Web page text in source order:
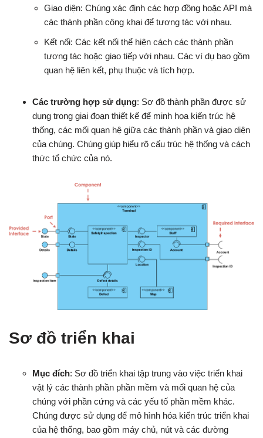
Giao diện: Chúng xác định các hợp đồng hoặc API mà
các thành phần công khai để tương tác với nhau.
Kết nối: Các kết nối thể hiện cách các thành phần
tương tác hoặc giao tiếp với nhau. Các ví dụ bao gồm
quan hệ liên kết, phụ thuộc và tích hợp.
Các trường hợp sử dụng: Sơ đồ thành phần được sử
dụng trong giai đoạn thiết kế để minh họa kiến trúc hệ
thống, các mối quan hệ giữa các thành phần và giao diện
của chúng. Chúng giúp hiểu rõ cấu trúc hệ thống và cách
thức tổ chức của nó.
Sơ đồ triển khai
Mục đích: Sơ đồ triển khai tập trung vào việc triển khai
vật lý các thành phần phần mềm và mối quan hệ của
chúng với phần cứng và các yếu tố phần mềm khác.
Chúng được sử dụng để mô hình hóa kiến trúc triển khai
của hệ thống, bao gồm máy chủ, nút và các đường